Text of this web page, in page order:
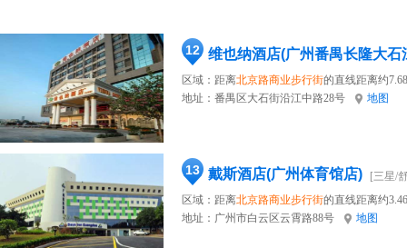
12 维也纳酒店(广州番禺长隆大石
区域：距离北京路商业步行街的直线距离约
地址： 番禺区大石街沿江中路28号 地图
13 戴斯酒店(广州体育馆店)
[三星/
区域：距离北京路商业步行街的直线距离约
地址： 广州市白云区云霄路88号 地图